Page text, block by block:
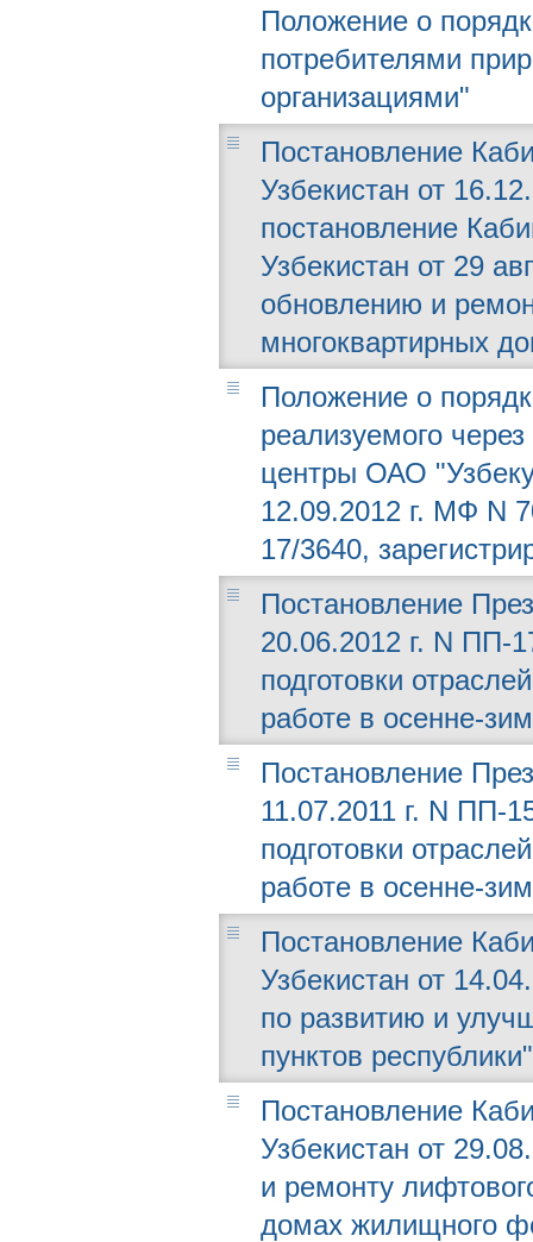
Положение о
потребителями
организациями"
Постановление
Узбекистан от
постановление
Узбекистан от 29
обновлению и
многоквартирных
Положение о
реализуемого
центры ОАО
12.09.2012 г. МФ N
17/3640,
Постановление
20.06.2012 г. N ПП-
подготовки
работе в осенне-
Постановление
11.07.2011 г. N ПП-
подготовки
работе в осенне-
Постановление
Узбекистан от
по развитию и
пунктов республики"
Постановление
Узбекистан от
и ремонту
домах жилищного